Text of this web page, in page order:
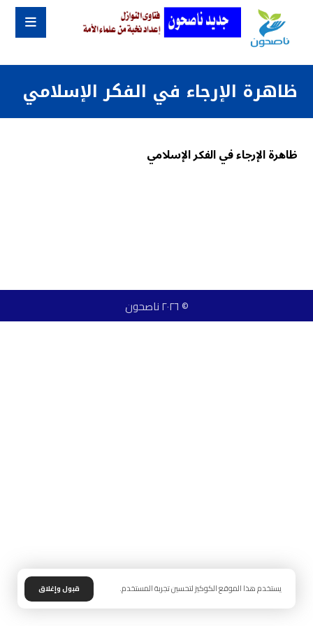
ظاهرة الإرجاء في الفكر الإسلامي
ظاهرة الإرجاء في الفكر الإسلامي
© ٢٠٢٦ ناصحون
يستخدم هذا الموقع الكوكيز لتحسين تجربة المستخدم. قبول وإغلاق